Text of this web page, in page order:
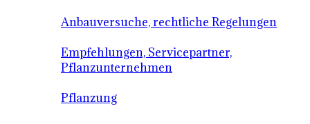
Anbauversuche, rechtliche Regelungen
Empfehlungen, Servicepartner,
Pflanzunternehmen
Pflanzung